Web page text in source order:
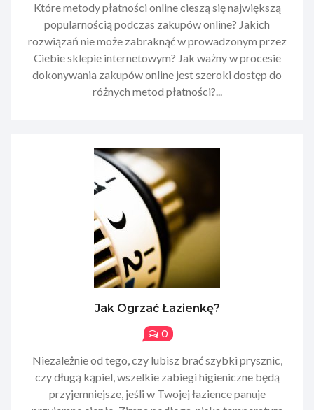
​Które metody płatności online cieszą się największą
popularnością podczas zakupów online? Jakich
rozwiązań nie może zabraknąć w prowadzonym przez
Ciebie sklepie internetowym? Jak ważny w procesie
dokonywania zakupów online jest szeroki dostęp do
różnych metod płatności?...
Jak Ogrzać Łazienkę?
0
Niezależnie od tego, czy lubisz brać szybki prysznic,
czy długą kąpiel, wszelkie zabiegi higieniczne będą
przyjemniejsze, jeśli w Twojej łazience panuje